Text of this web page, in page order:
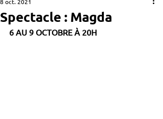
Spectacle : Magda
6 AU 9 OCTOBRE À 20H